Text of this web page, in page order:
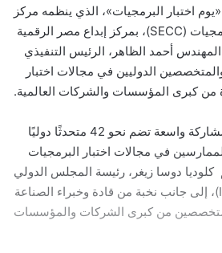
اختبار البرمجيات»، الذي ينظمه مركز
تقييم واعتماد هندسة البرمجيات (SECC)، بمركز إبداع مصر الرقمية
أحمد الظاهر، الرئيس التنفيذي
الدوليين في مجالات اختبار
من كبرى المؤسسات والشركات العالمية.
وشهدت نسخة هذا العام مشاركة واسعة تضم نحو 42 متحدثًا دوليًا
في مجالات اختبار البرمجيات
دوسا زيغر، رئيسة المجلس الدولي
لجودة البرمجيات (ISTQB)، إلى جانب نخبة من قادة وخبراء الصناعة
من كبرى الشركات والمؤسسات